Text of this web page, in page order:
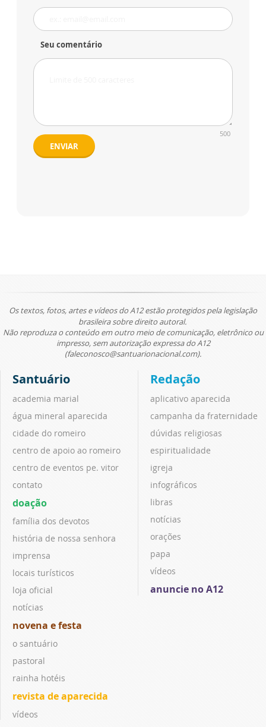
Seu comentário
500
ENVIAR
Os textos, fotos, artes e vídeos do A12 estão protegidos pela legislação
brasileira sobre direito autoral.
Não reproduza o conteúdo em outro meio de comunicação, eletrônico ou
impresso, sem autorização expressa do A12
(faleconosco@santuarionacional.com).
Santuário
academia marial
água mineral aparecida
cidade do romeiro
centro de apoio ao romeiro
centro de eventos pe. vitor
contato
doação
família dos devotos
história de nossa senhora
imprensa
locais turísticos
loja oficial
notícias
novena e festa
o santuário
pastoral
rainha hotéis
revista de aparecida
vídeos
Redação
aplicativo aparecida
campanha da fraternidade
dúvidas religiosas
espiritualidade
igreja
infográficos
libras
notícias
orações
papa
vídeos
anuncie no A12